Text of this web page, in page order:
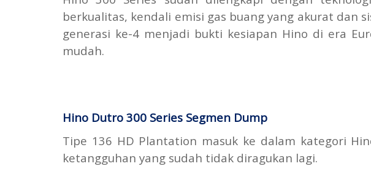
berkualitas, kendali emisi gas buang yang akurat dan
generasi ke-4 menjadi bukti kesiapan Hino di era
mudah.
Hino Dutro 300 Series Segmen Dump
Tipe 136 HD Plantation masuk ke dalam kategori
ketangguhan yang sudah tidak diragukan lagi.